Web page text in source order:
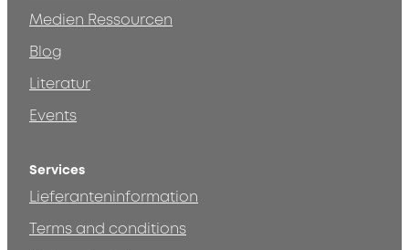
Medien Ressourcen
Blog
Literatur
Events
Services
Lieferanteninformation
Terms and conditions